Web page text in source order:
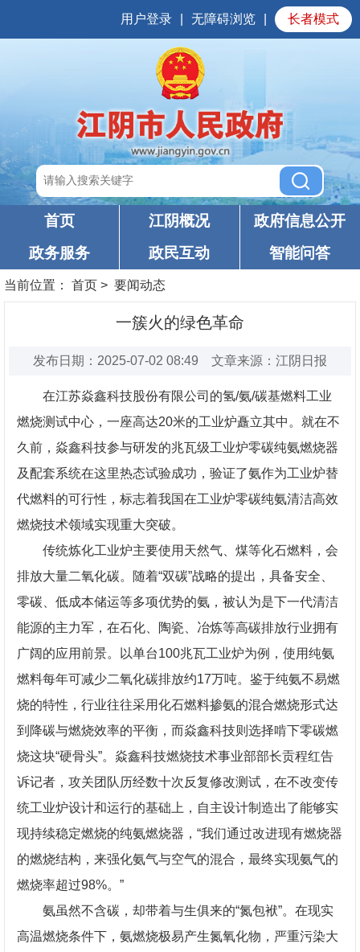
用户登录 无障碍浏览 长者模式
首页 江阴概况
政府信息公开
政务服务
政民互动 智能问答
当前位置： 首页 > 要闻动态
一簇火的绿色革命
发布日期：2025-07-02 08:49 文章来源：江阴日报
在江苏焱鑫科技股份有限公司的氢/氨/碳基燃料工业
燃烧测试中心，一座高达20米的工业炉矗立其中。就在不
久前，焱鑫科技参与研发的兆瓦级工业炉零碳纯氨燃烧器
及配套系统在这里热态试验成功，验证了氨作为工业炉替
代燃料的可行性，标志着我国在工业炉零碳纯氨清洁高效
燃烧技术领域实现重大突破。
传统炼化工业炉主要使用天然气、煤等化石燃料，会
排放大量二氧化碳。随着“双碳”战略的提出，具备安全、
零碳、低成本储运等多项优势的氨，被认为是下一代清洁
能源的主力军，在石化、陶瓷、冶炼等高碳排放行业拥有
广阔的应用前景。以单台100兆瓦工业炉为例，使用纯氨
燃料每年可减少二氧化碳排放约17万吨。鉴于纯氨不易燃
烧的特性，行业往往采用化石燃料掺氨的混合燃烧形式达
到降碳与燃烧效率的平衡，而焱鑫科技则选择啃下零碳燃
烧这块“硬骨头”。焱鑫科技燃烧技术事业部部长贡程红告
诉记者，攻关团队历经数十次反复修改测试，在不改变传
统工业炉设计和运行的基础上，自主设计制造出了能够实
现持续稳定燃烧的纯氨燃烧器，“我们通过改进现有燃烧器
的燃烧结构，来强化氨气与空气的混合，最终实现氨气的
燃烧率超过98%。”
氨虽然不含碳，却带着与生俱来的“氮包袱”。在现实
高温燃烧条件下，氨燃烧极易产生氮氧化物，严重污染大